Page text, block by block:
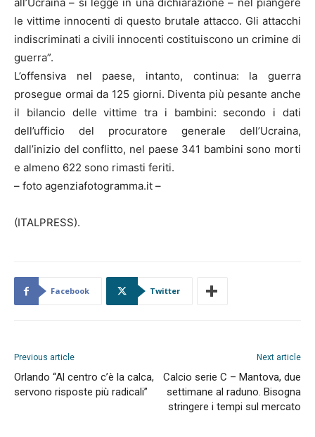
le vittime innocenti di questo brutale attacco. Gli attacchi
indiscriminati a civili innocenti costituiscono un crimine di
guerra”.
L’offensiva nel paese, intanto, continua: la guerra
prosegue ormai da 125 giorni. Diventa più pesante anche
il bilancio delle vittime tra i bambini: secondo i dati
dell’ufficio del procuratore generale dell’Ucraina,
dall’inizio del conflitto, nel paese 341 bambini sono morti
e almeno 622 sono rimasti feriti.
– foto agenziafotogramma.it –
(ITALPRESS).
Facebook Twitter
Previous article
Orlando “Al centro c’è la calca,
servono risposte più radicali”
Next article
Calcio serie C – Mantova, due
settimane al raduno. Bisogna
stringere i tempi sul mercato